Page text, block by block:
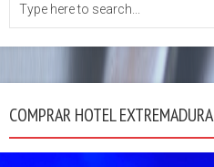
COMPRAR HOTEL EXTREMADURA